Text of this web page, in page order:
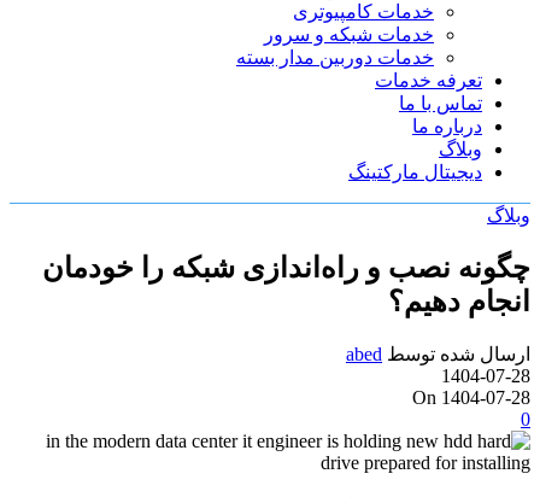
خدمات کامپیوتری
خدمات شبکه و سرور
خدمات دوربین مدار بسته
تعرفه خدمات
تماس با ما
درباره ما
وبلاگ
دیجیتال مارکتینگ
وبلاگ
چگونه نصب و راه‌اندازی شبکه را خودمان
انجام دهیم؟
ارسال شده توسط abed
1404-07-28
On 1404-07-28
0